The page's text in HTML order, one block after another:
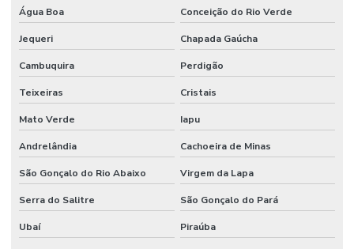
Água Boa Conceição do Rio Verde
Jequeri Chapada Gaúcha
Cambuquira Perdigão
Teixeiras Cristais
Mato Verde Iapu
Andrelândia Cachoeira de Minas
São Gonçalo do Rio Abaixo Virgem da Lapa
Serra do Salitre São Gonçalo do Pará
Ubaí Piraúba